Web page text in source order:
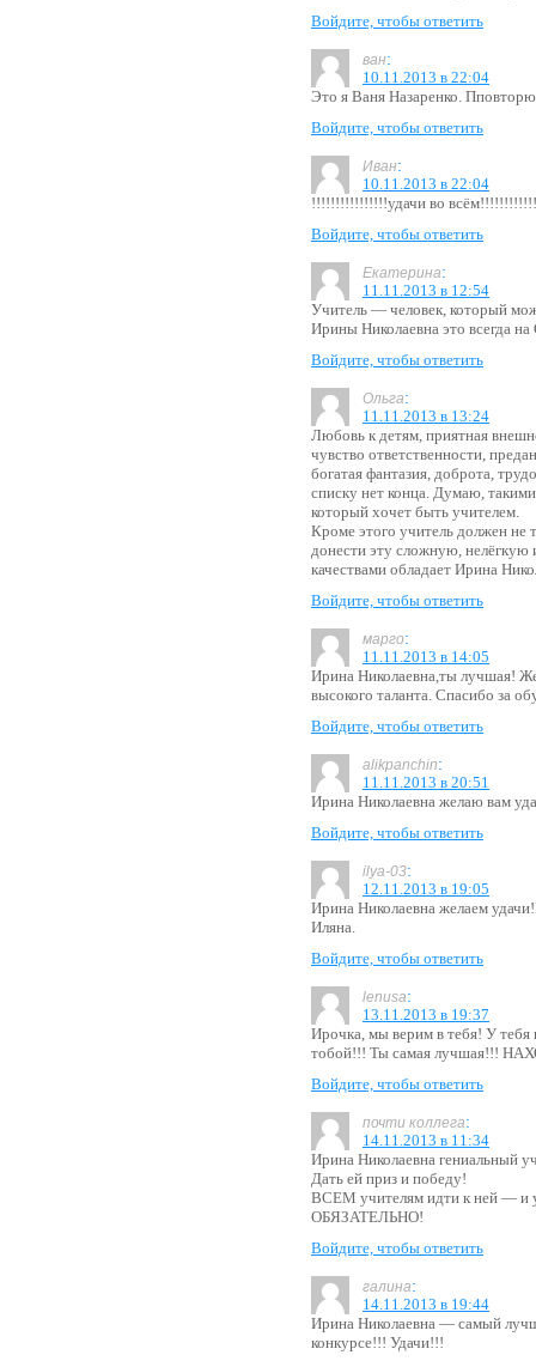
Войдите, чтобы ответить
ван:
10.11.2013 в 22:04
Это я Ваня Назаренко.
Войдите, чтобы ответить
Иван:
10.11.2013 в 22:04
!!!!!!!!!!!!!!!!удачи во
Войдите, чтобы ответить
Екатерина:
11.11.2013 в 12:54
Учитель — человек, который
Ирины Николаевна это всегда
Войдите, чтобы ответить
Ольга:
11.11.2013 в 13:24
Любовь к детям, приятная
чувство ответственности,
богатая фантазия, доброта,
списку нет конца. Думаю,
который хочет быть учителем.
Кроме этого учитель должен не
донести эту сложную,
качествами обладает Ирина
Войдите, чтобы ответить
марго:
11.11.2013 в 14:05
Ирина Николаевна,ты лучшая!
высокого таланта. Спасибо за
Войдите, чтобы ответить
alikpanchin:
11.11.2013 в 20:51
Ирина Николаевна желаю вам
Войдите, чтобы ответить
ilya-03:
12.11.2013 в 19:05
Ирина Николаевна желаем
Иляна.
Войдите, чтобы ответить
lenusa:
13.11.2013 в 19:37
Ирочка, мы верим в тебя! У
тобой!!! Ты самая лучшая!!!
Войдите, чтобы ответить
почти коллега:
14.11.2013 в 11:34
Ирина Николаевна гениальный
Дать ей приз и победу!
ВСЕМ учителям идти к ней — и
ОБЯЗАТЕЛЬНО!
Войдите, чтобы ответить
галина:
14.11.2013 в 19:44
Ирина Николаевна — самый
конкурсе!!! Удачи!!!